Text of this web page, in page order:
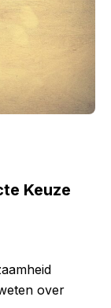
Keuze
over